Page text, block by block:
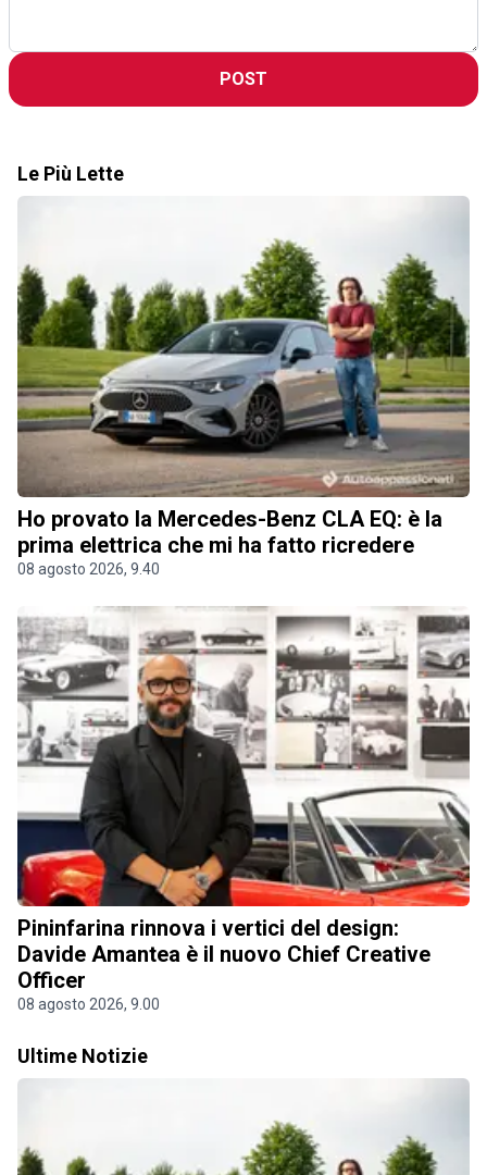
POST
Le Più Lette
Ho provato la Mercedes-Benz CLA EQ: è la
prima elettrica che mi ha fatto ricredere
08 agosto 2026, 9.40
Pininfarina rinnova i vertici del design:
Davide Amantea è il nuovo Chief Creative
Officer
08 agosto 2026, 9.00
Ultime Notizie